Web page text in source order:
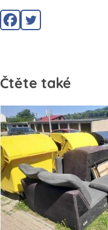
Čtěte také